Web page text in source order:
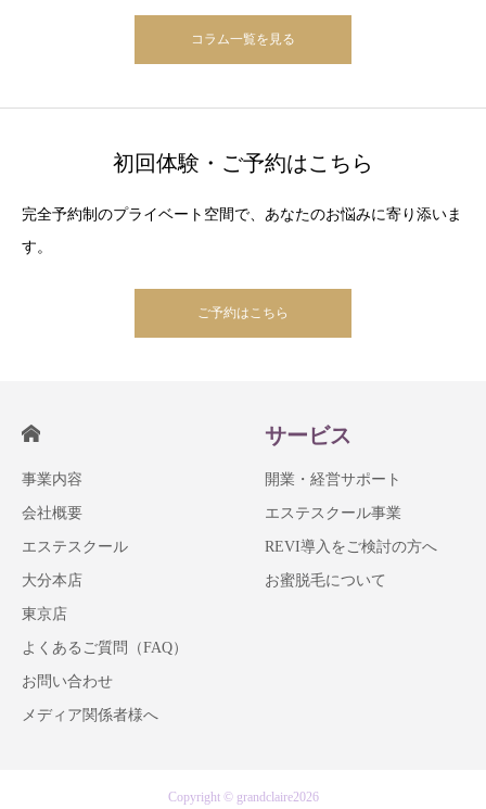
コラム一覧を見る
初回体験・ご予約はこちら
完全予約制のプライベート空間で、あなたのお悩みに寄り添いま
す。
ご予約はこちら
事業内容
会社概要
エステスクール
大分本店
東京店
よくあるご質問（FAQ）
お問い合わせ
メディア関係者様へ
サービス
開業・経営サポート
エステスクール事業
REVI導入をご検討の方へ
お蜜脱毛について
Copyright © grandclaire2026